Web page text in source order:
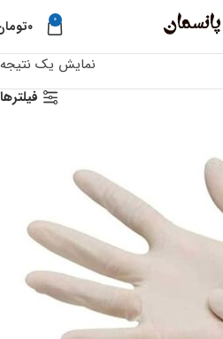
0 ۰
نمایش یک نتیجه
فیلترها